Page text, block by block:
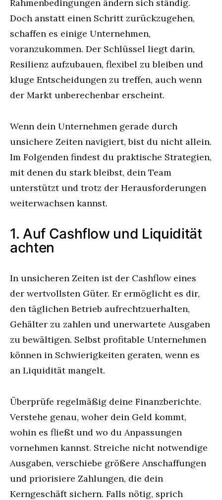
Rahmenbedingungen ändern sich ständig.
Doch anstatt einen Schritt zurückzugehen,
schaffen es einige Unternehmen,
voranzukommen. Der Schlüssel liegt darin,
Resilienz aufzubauen, flexibel zu bleiben und
kluge Entscheidungen zu treffen, auch wenn
der Markt unberechenbar erscheint.
Wenn dein Unternehmen gerade durch
unsichere Zeiten navigiert, bist du nicht allein.
Im Folgenden findest du praktische Strategien,
mit denen du stark bleibst, dein Team
unterstützt und trotz der Herausforderungen
weiterwachsen kannst.
1. Auf Cashflow und Liquidität
achten
In unsicheren Zeiten ist der Cashflow eines
der wertvollsten Güter. Er ermöglicht es dir,
den täglichen Betrieb aufrechtzuerhalten,
Gehälter zu zahlen und unerwartete Ausgaben
zu bewältigen. Selbst profitable Unternehmen
können in Schwierigkeiten geraten, wenn es
an Liquidität mangelt.
Überprüfe regelmäßig deine Finanzberichte.
Verstehe genau, woher dein Geld kommt,
wohin es fließt und wo du Anpassungen
vornehmen kannst. Streiche nicht notwendige
Ausgaben, verschiebe größere Anschaffungen
und priorisiere Zahlungen, die dein
Kerngeschäft sichern. Falls nötig, sprich